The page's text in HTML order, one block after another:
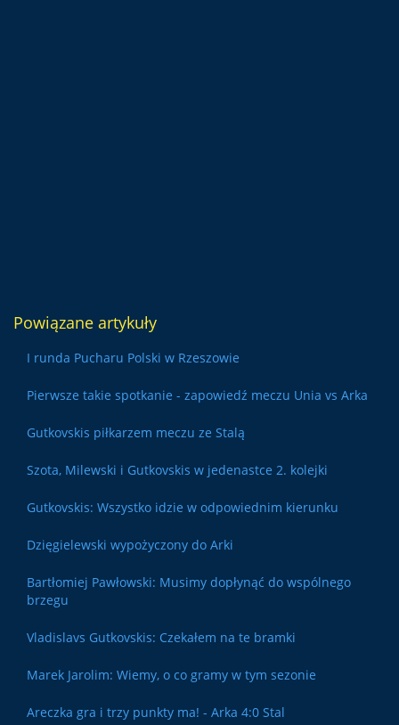
Powiązane artykuły
I runda Pucharu Polski w Rzeszowie
Pierwsze takie spotkanie - zapowiedź meczu Unia vs Arka
Gutkovskis piłkarzem meczu ze Stalą
Szota, Milewski i Gutkovskis w jedenastce 2. kolejki
Gutkovskis: Wszystko idzie w odpowiednim kierunku
Dzięgielewski wypożyczony do Arki
Bartłomiej Pawłowski: Musimy dopłynąć do wspólnego
brzegu
Vladislavs Gutkovskis: Czekałem na te bramki
Marek Jarolim: Wiemy, o co gramy w tym sezonie
Areczka gra i trzy punkty ma! - Arka 4:0 Stal